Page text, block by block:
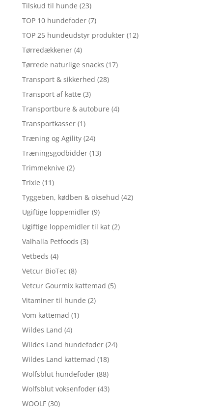
Tilskud til hunde (23)
TOP 10 hundefoder (7)
TOP 25 hundeudstyr produkter (12)
Tørredækkener (4)
Tørrede naturlige snacks (17)
Transport & sikkerhed (28)
Transport af katte (3)
Transportbure & autobure (4)
Transportkasser (1)
Træning og Agility (24)
Træningsgodbidder (13)
Trimmeknive (2)
Trixie (11)
Tyggeben, kødben & oksehud (42)
Ugiftige loppemidler (9)
Ugiftige loppemidler til kat (2)
Valhalla Petfoods (3)
Vetbeds (4)
Vetcur BioTec (8)
Vetcur Gourmix kattemad (5)
Vitaminer til hunde (2)
Vom kattemad (1)
Wildes Land (4)
Wildes Land hundefoder (24)
Wildes Land kattemad (18)
Wolfsblut hundefoder (88)
Wolfsblut voksenfoder (43)
WOOLF (30)